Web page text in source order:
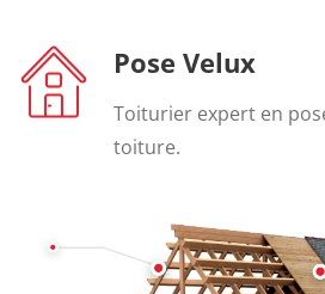
Pose Velux
Toiturier expert en
toiture.